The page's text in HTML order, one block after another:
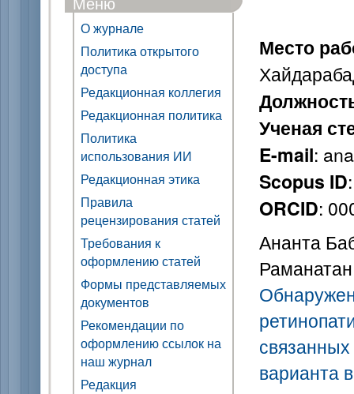
О журнале
Политика открытого
доступа
Редакционная коллегия
Редакционная политика
Политика
использования ИИ
Редакционная этика
Правила
рецензирования статей
Требования к
оформлению статей
Формы представляемых
документов
Рекомендации по
оформлению ссылок на
наш журнал
Редакция
Место
Ученая
E-mail:
Scopus ID
ORCID:
Ананта
варианта